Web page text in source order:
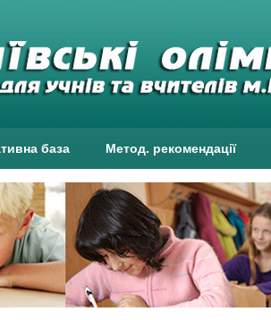
база Метод. рекомендації